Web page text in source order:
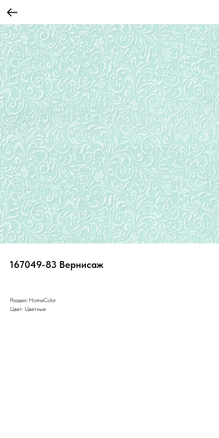
167049-83 Вернисаж
Раздел: HomeColor
Цвет: Цветные